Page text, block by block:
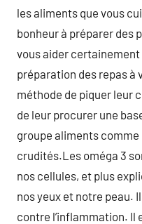
les aliments que vous
bonheur à préparer des
vous aider certainement
préparation des repas à
méthode de piquer leur
de leur procurer une
groupe aliments comme
crudités.Les oméga 3
nos cellules, et plus
nos yeux et notre peau.
contre l’inflammation. Il